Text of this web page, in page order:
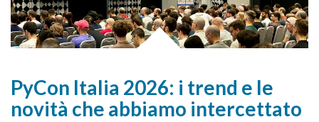
PyCon Italia 2026: i trend e le
novità che abbiamo intercettato